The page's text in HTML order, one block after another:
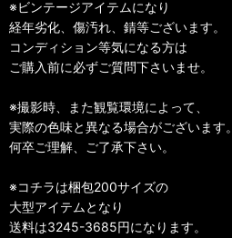
※ビンテージアイテムになり
経年劣化、傷汚れ、錆等ございます。
コンディション等気になる方は
ご購入前に必ずご質問下さいませ。
※撮影時、また観覧環境によって、
実際の色味と異なる場合がございます。
何卒ご理解、ご了承下さい。
※コチラは梱包200サイズの
大型アイテムとなり
送料は3245-3685円になります。